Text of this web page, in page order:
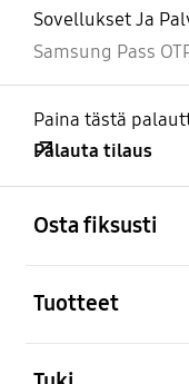
Sovellukset Ja
Samsung Pass
Paina tästä
Palauta tilaus
Osta fiksusti
Tuotteet